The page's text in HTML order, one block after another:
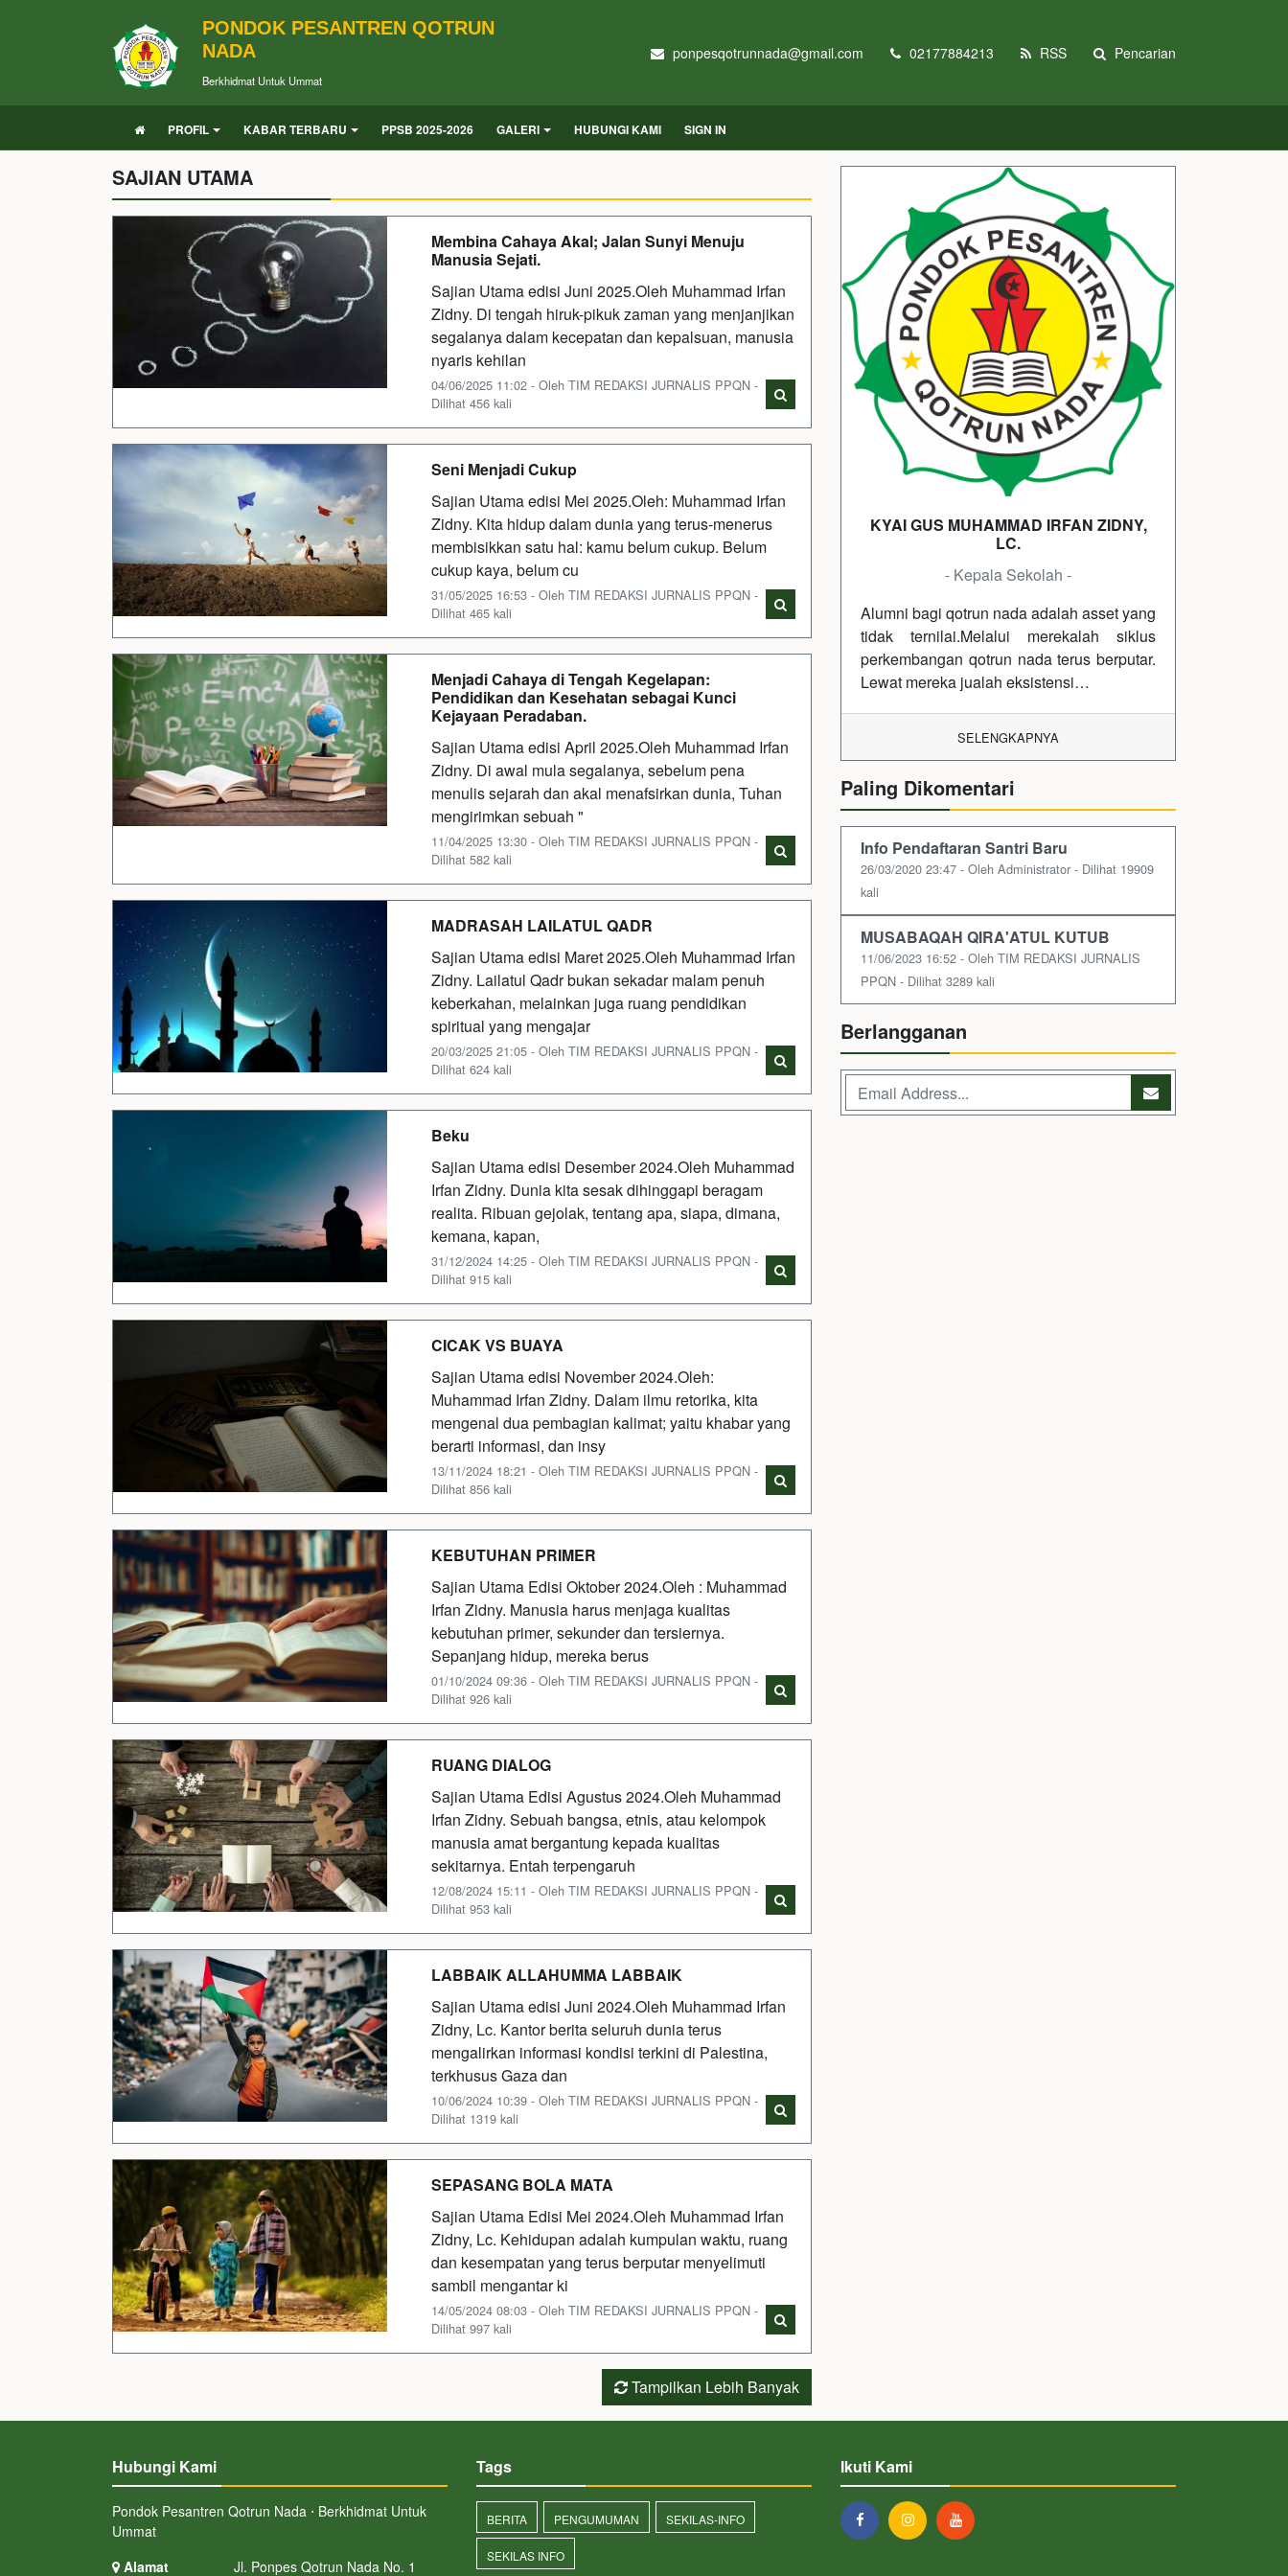
PONDOK PESANTREN QOTRUN
NADA
Berkhidmat Untuk Ummat
ponpesqotrunnada@gmail.com 02177884213 RSS Pencarian
PROFIL KABAR TERBARU PPSB 2025-2026 GALERI HUBUNGI KAMI SIGN IN
SAJIAN UTAMA
Membina Cahaya Akal; Jalan Sunyi Menuju
Manusia Sejati.
Sajian Utama edisi Juni 2025.Oleh Muhammad Irfan
Zidny. Di tengah hiruk-pikuk zaman yang menjanjikan
segalanya dalam kecepatan dan kepalsuan, manusia
nyaris kehilan
04/06/2025 11:02 - Oleh TIM REDAKSI JURNALIS PPQN -
Dilihat 456 kali
Seni Menjadi Cukup
Sajian Utama edisi Mei 2025.Oleh: Muhammad Irfan
Zidny. Kita hidup dalam dunia yang terus-menerus
membisikkan satu hal: kamu belum cukup. Belum
cukup kaya, belum cu
31/05/2025 16:53 - Oleh TIM REDAKSI JURNALIS PPQN -
Dilihat 465 kali
Menjadi Cahaya di Tengah Kegelapan:
Pendidikan dan Kesehatan sebagai Kunci
Kejayaan Peradaban.
Sajian Utama edisi April 2025.Oleh Muhammad Irfan
Zidny. Di awal mula segalanya, sebelum pena
menulis sejarah dan akal menafsirkan dunia, Tuhan
mengirimkan sebuah "
11/04/2025 13:30 - Oleh TIM REDAKSI JURNALIS PPQN -
Dilihat 582 kali
MADRASAH LAILATUL QADR
Sajian Utama edisi Maret 2025.Oleh Muhammad Irfan
Zidny. Lailatul Qadr bukan sekadar malam penuh
keberkahan, melainkan juga ruang pendidikan
spiritual yang mengajar
20/03/2025 21:05 - Oleh TIM REDAKSI JURNALIS PPQN -
Dilihat 624 kali
Beku
Sajian Utama edisi Desember 2024.Oleh Muhammad
Irfan Zidny. Dunia kita sesak dihinggapi beragam
realita. Ribuan gejolak, tentang apa, siapa, dimana,
kemana, kapan,
31/12/2024 14:25 - Oleh TIM REDAKSI JURNALIS PPQN -
Dilihat 915 kali
CICAK VS BUAYA
Sajian Utama edisi November 2024.Oleh:
Muhammad Irfan Zidny. Dalam ilmu retorika, kita
mengenal dua pembagian kalimat; yaitu khabar yang
berarti informasi, dan insy
13/11/2024 18:21 - Oleh TIM REDAKSI JURNALIS PPQN -
Dilihat 856 kali
KEBUTUHAN PRIMER
Sajian Utama Edisi Oktober 2024.Oleh : Muhammad
Irfan Zidny. Manusia harus menjaga kualitas
kebutuhan primer, sekunder dan tersiernya.
Sepanjang hidup, mereka berus
01/10/2024 09:36 - Oleh TIM REDAKSI JURNALIS PPQN -
Dilihat 926 kali
RUANG DIALOG
Sajian Utama Edisi Agustus 2024.Oleh Muhammad
Irfan Zidny. Sebuah bangsa, etnis, atau kelompok
manusia amat bergantung kepada kualitas
sekitarnya. Entah terpengaruh
12/08/2024 15:11 - Oleh TIM REDAKSI JURNALIS PPQN -
Dilihat 953 kali
LABBAIK ALLAHUMMA LABBAIK
Sajian Utama edisi Juni 2024.Oleh Muhammad Irfan
Zidny, Lc. Kantor berita seluruh dunia terus
mengalirkan informasi kondisi terkini di Palestina,
terkhusus Gaza dan
10/06/2024 10:39 - Oleh TIM REDAKSI JURNALIS PPQN -
Dilihat 1319 kali
SEPASANG BOLA MATA
Sajian Utama Edisi Mei 2024.Oleh Muhammad Irfan
Zidny, Lc. Kehidupan adalah kumpulan waktu, ruang
dan kesempatan yang terus berputar menyelimuti
sambil mengantar ki
14/05/2024 08:03 - Oleh TIM REDAKSI JURNALIS PPQN -
Dilihat 997 kali
Tampilkan Lebih Banyak
KYAI GUS MUHAMMAD IRFAN ZIDNY,
LC.
- Kepala Sekolah -
Alumni bagi qotrun nada adalah asset yang
tidak ternilai.Melalui merekalah siklus
perkembangan qotrun nada terus berputar.
Lewat mereka jualah eksistensi…
SELENGKAPNYA
Paling Dikomentari
Info Pendaftaran Santri Baru
26/03/2020 23:47 - Oleh Administrator - Dilihat 19909
kali
MUSABAQAH QIRA'ATUL KUTUB
11/06/2023 16:52 - Oleh TIM REDAKSI JURNALIS
PPQN - Dilihat 3289 kali
Berlangganan
Hubungi Kami
Pondok Pesantren Qotrun Nada ⋅ Berkhidmat Untuk
Ummat
Alamat
Jl. Ponpes Qotrun Nada No. 1
Tags
BERITA PENGUMUMAN SEKILAS-INFO
SEKILAS INFO
Ikuti Kami